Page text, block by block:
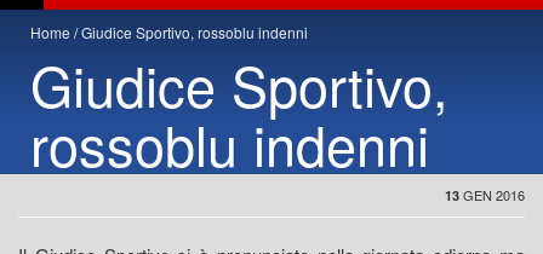
Home Giudice Sportivo, rossoblu indenni
Giudice Sportivo,
rossoblu indenni
13 GEN 2016